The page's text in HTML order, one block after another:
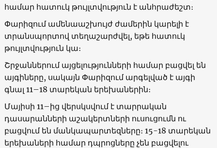
համար հատուկ թույլտվություն է անհրաժեշտ։
Փարիզում ամենաաշխույժ ժամերին կարելի է
տրանսպորտով տեղաշարժվել, եթե հատուկ
թույլտվություն կա։
Շրջաններում այցելությունների համար բացվել են
այգիները, սակայն Փարիզում արգելված է այգի
գնալ 11–18 տարեկան երեխաներին։
Մայիսի 11–ից վերսկսվում է տարրական
դասարանների աշակերտների ուսուցումն ու
բացվում են մանկապարտեզները։ 15-18 տարեկան
երեխաների համար դպրոցները չեն բացվելու